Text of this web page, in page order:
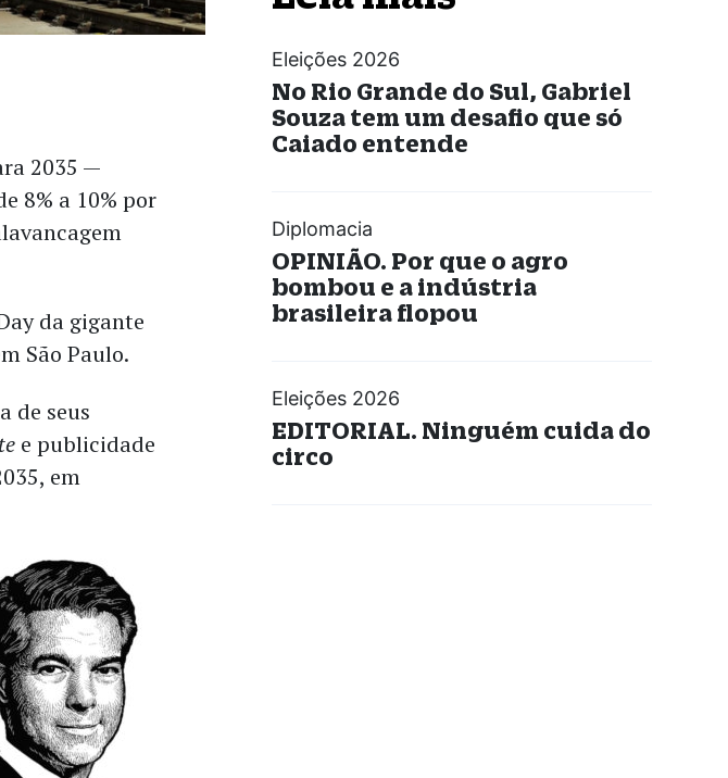
2035 —
8% a 10% por
da gigante
São Paulo.
de seus
e publicidade
em
Eleições 2026
No Rio Grande do Sul, Gabriel
Souza tem um desafio que só
Caiado entende
Diplomacia
OPINIÃO. Por que o agro
bombou e a indústria
brasileira flopou
Eleições 2026
EDITORIAL. Ninguém cuida do
circo